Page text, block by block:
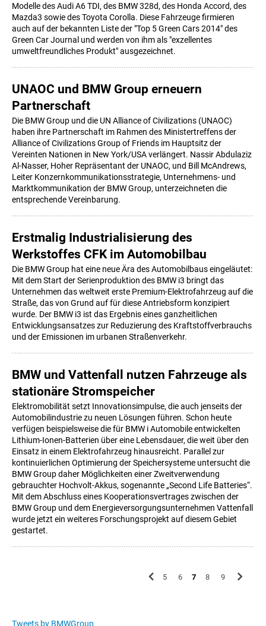
Modelle des Audi A6 TDI, des BMW 328d, des Honda Accord, des
Mazda3 sowie des Toyota Corolla. Diese Fahrzeuge firmieren
auch auf der bekannten Liste der "Top 5 Green Cars 2014" des
Green Car Journal und werden von ihm als "exzellentes
umweltfreundliches Produkt" ausgezeichnet.
UNAOC und BMW Group erneuern
Partnerschaft
Die BMW Group und die UN Alliance of Civilizations (UNAOC)
haben ihre Partnerschaft im Rahmen des Ministertreffens der
Alliance of Civilizations Group of Friends im Hauptsitz der
Vereinten Nationen in New York/USA verlängert. Nassir Abdulaziz
Al-Nasser, Hoher Repräsentant der UNAOC, und Bill McAndrews,
Leiter Konzernkommunikationsstrategie, Unternehmens- und
Marktkommunikation der BMW Group, unterzeichneten die
entsprechende Vereinbarung.
Erstmalig Industrialisierung des
Werkstoffes CFK im Automobilbau
Die BMW Group hat eine neue Ära des Automobilbaus eingeläutet:
Mit dem Start der Serienproduktion des BMW i3 bringt das
Unternehmen das weltweit erste Premium-Elektrofahrzeug auf die
Straße, das von Grund auf für diese Antriebsform konzipiert
wurde. Der BMW i3 ist das Ergebnis eines ganzheitlichen
Entwicklungsansatzes zur Reduzierung des Kraftstoffverbrauchs
und der Emissionen im urbanen Straßenverkehr.
BMW und Vattenfall nutzen Fahrzeuge als
stationäre Stromspeicher
Elektromobilität setzt Innovationsimpulse, die auch jenseits der
Automobilindustrie zu neuen Lösungen führen. Schon heute
verfügen beispielsweise die für BMW i Automobile entwickelten
Lithium-Ionen-Batterien über eine Lebensdauer, die weit über den
Einsatz in einem Elektrofahrzeug hinausreicht. Parallel zur
kontinuierlichen Optimierung der Speichersysteme untersucht die
BMW Group daher Möglichkeiten einer Zweitverwendung
gebrauchter Hochvolt-Akkus, sogenannte „Second Life Batteries“.
Mit dem Abschluss eines Kooperationsvertrages zwischen der
BMW Group und dem Energieversorgungsunternehmen Vattenfall
wurde jetzt ein weiteres Forschungsprojekt auf diesem Gebiet
gestartet.
5 6 7 8 9
Tweets by BMWGroup